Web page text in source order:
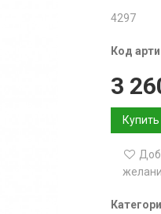
4297
Код
3
Купить